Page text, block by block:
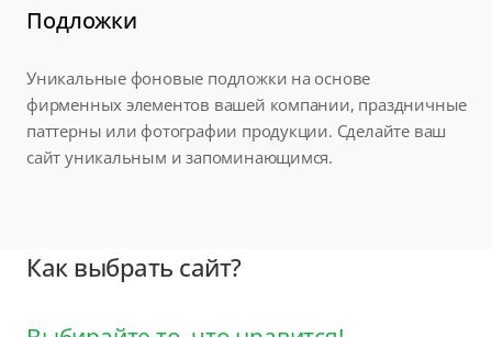
Подложки
Уникальные фоновые подложки на основе
фирменных элементов вашей компании, праздничные
паттерны или фотографии продукции. Сделайте ваш
сайт уникальным и запоминающимся.
Как выбрать сайт?